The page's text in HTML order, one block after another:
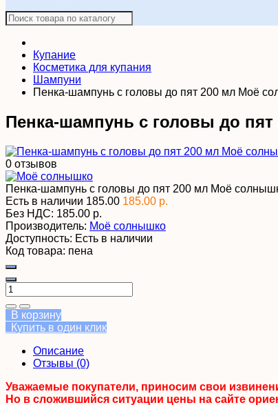
Купание
Косметика для купания
Шампуни
Пенка-шампунь с головы до пят 200 мл Моё
Пенка-шампунь с головы до
0 отзывов
Пенка-шампунь с головы до пят 200 мл Моё
Есть в наличии 185.00 185.00 р.
Без НДС: 185.00 р.
Производитель: Моё солнышко
Доступность: Есть в наличии
Код товара: пена
В корзину
Купить в один клик
Описание
Отзывы (0)
Уважаемые покупатели, приносим свои
Но в сложившийся ситуации цены на сайте